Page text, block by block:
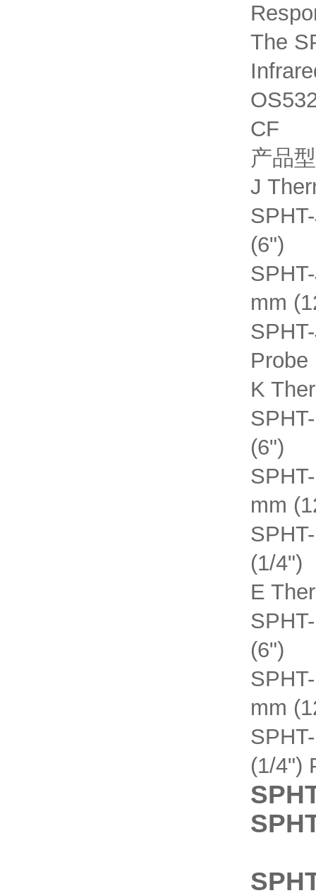
The
CF
产品
J
(6")
mm
Probe
K
(6")
mm
(1/4")
E
(6")
mm
(1/4")